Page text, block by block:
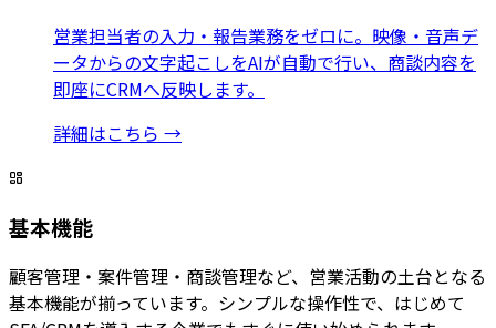
営業担当者の入力・報告業務をゼロに。映像・音声デ
ータからの文字起こしをAIが自動で行い、商談内容を
即座にCRMへ反映します。
詳細はこちら →
基本機能
顧客管理・案件管理・商談管理など、営業活動の土台となる
基本機能が揃っています。シンプルな操作性で、はじめて